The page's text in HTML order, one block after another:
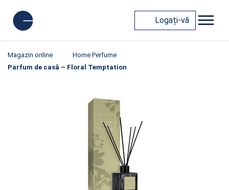
Logați-vă
Magazin online
Home Perfume
Parfum de casă – Floral Temptation